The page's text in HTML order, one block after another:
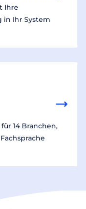
Ihre
in Ihr System
14 Branchen,